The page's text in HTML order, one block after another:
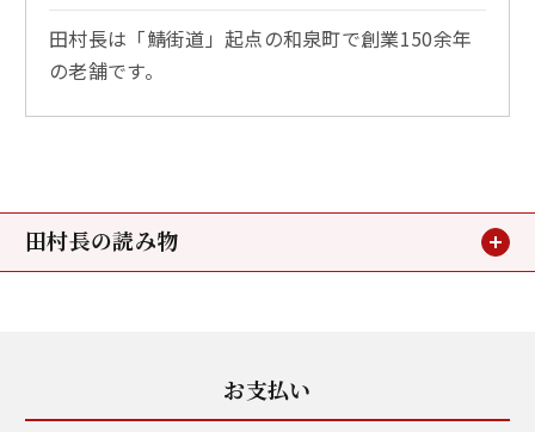
田村長は「鯖街道」起点の和泉町で創業150余年
の老舗です。
田村長の読み物
お支払い